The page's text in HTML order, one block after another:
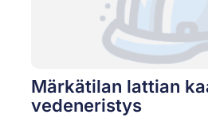
Märkätilan lattian
vedeneristys